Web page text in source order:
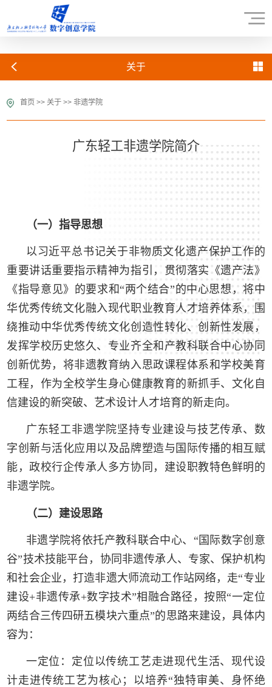
关于
首页 >> 关于 >>非遗学院
广东轻工非遗学院简介
（一）指导思想
以习近平总书记关于非物质文化遗产保护工作的
重要讲话重要指示精神为指引，贯彻落实《遗产法》
《指导意见》的要求和“两个结合”的中心思想，将中
华优秀传统文化融入现代职业教育人才培养体系，围
绕推动中华优秀传统文化创造性转化、创新性发展，
发挥学校历史悠久、专业齐全和产教科联合中心协同
创新优势，将非遗教育纳入思政课程体系和学校美育
工程，作为全校学生身心健康教育的新抓手、文化自
信建设的新突破、艺术设计人才培育的新走向。
广东轻工非遗学院坚持专业建设与技艺传承、数
字创新与活化应用以及品牌塑造与国际传播的相互赋
能，政校行企传承人多方协同，建设职教特色鲜明的
非遗学院。
（二）建设思路
非遗学院将依托产教科联合中心、“国际数字创意
谷”技术技能平台，协同非遗传承人、专家、保护机构
和社会企业，打造非遗大师流动工作站网络，走“专业
建设+非遗传承+数字技术”相融合路径，按照“一定位
两结合三传四研五模块六重点”的思路来建设，具体内
容为：
一定位：定位以传统工艺走进现代生活、现代设
计走进传统工艺为核心；以培养“独特审美、身怀绝